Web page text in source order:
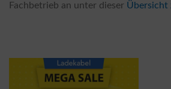
Fachbetrieb an unter dieser Übersicht